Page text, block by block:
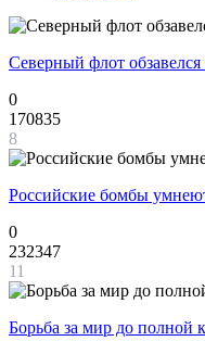
Северный флот
0
170835
8
Российские бомбы
0
232347
11
Борьба за мир до полной